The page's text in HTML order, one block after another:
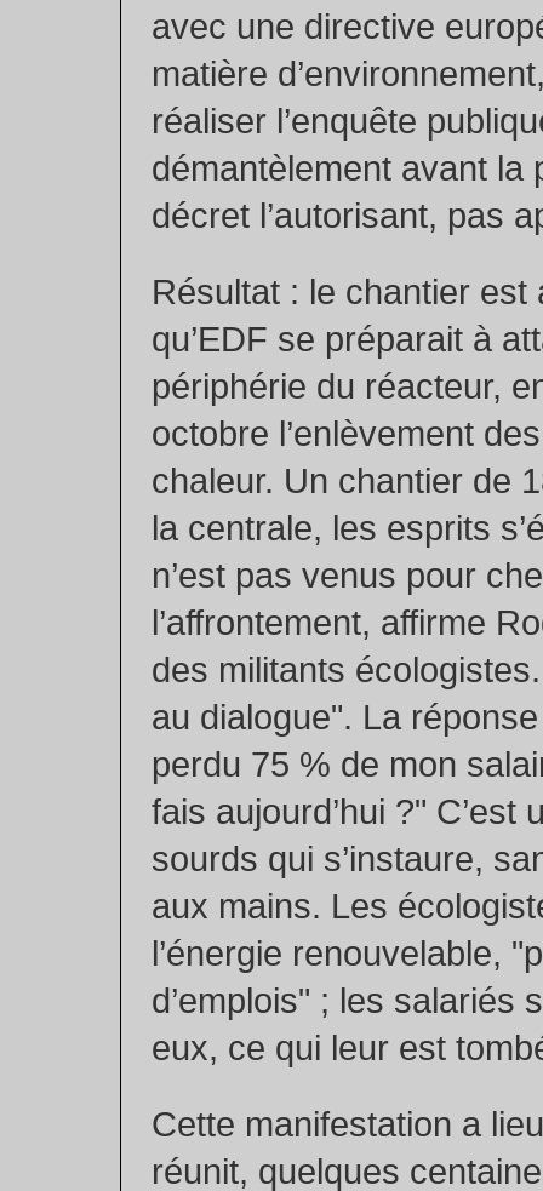
avec une directive
matière
réaliser l’enquête
démantèlement avant la
décret l’autorisant, pas
Résultat : le chantier est
qu’EDF se préparait à
périphérie du réacteur,
octobre l’enlèvement
chaleur. Un chantier de
la centrale, les esprits
n’est pas venus pour
l’affrontement, affirme
des militants
au dialogue". La
perdu 75 % de mon
fais aujourd’hui ?" C’est
sourds qui s’instaure,
aux mains. Les
l’énergie renouvelable,
d’emplois" ; les salariés
eux, ce qui leur est
Cette manifestation a
réunit, quelques